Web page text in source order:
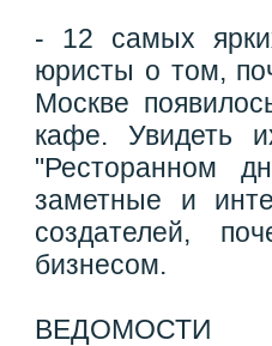
- 12 самых
юристы о том,
Москве
кафе. Увидеть
"Ресторанном
заметные и
создателей,
бизнесом.
ВЕДОМОСТИ